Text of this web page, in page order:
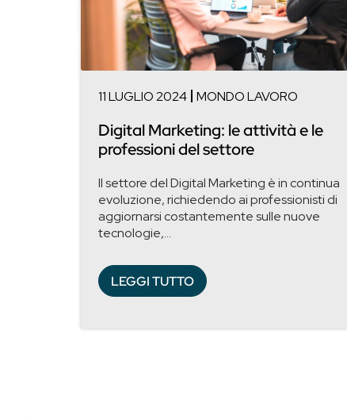
11 LUGLIO 2024 MONDO LAVORO
Digital Marketing: le attività e le
professioni del settore
Il settore del Digital Marketing è in continua
evoluzione, richiedendo ai professionisti di
aggiornarsi costantemente sulle nuove
tecnologie,...
LEGGI TUTTO